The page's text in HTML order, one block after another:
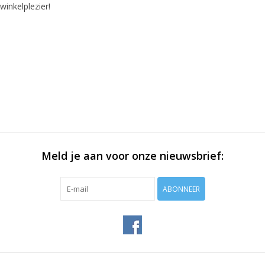
winkelplezier!
Meld je aan voor onze nieuwsbrief:
ABONNEER